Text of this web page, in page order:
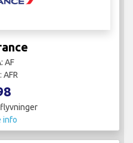
AF
AFR
info